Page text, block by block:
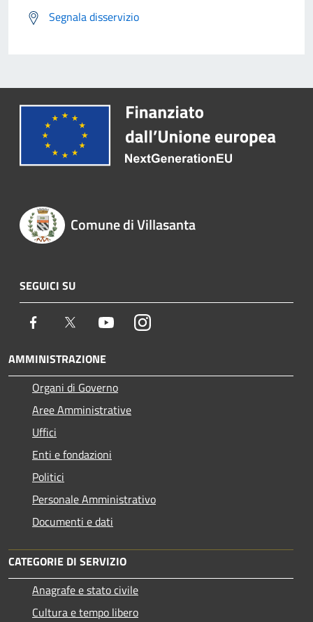
Segnala disservizio
Comune di Villasanta
SEGUICI SU
Facebook Twitter YoutubeInstagram
AMMINISTRAZIONE
Organi di Governo
Aree Amministrative
Uffici
Enti e fondazioni
Politici
Personale Amministrativo
Documenti e dati
CATEGORIE DI SERVIZIO
Anagrafe e stato civile
Cultura e tempo libero